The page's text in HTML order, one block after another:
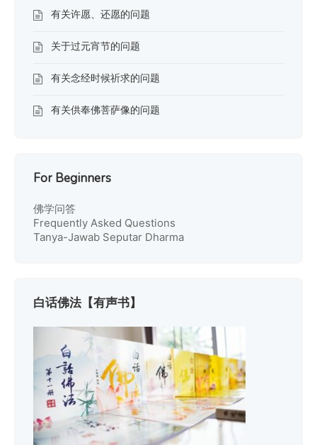
有关许愿、还愿的问题
关于过元宵节的问题
有关念经时候祈求的问题
有关供奉佛菩萨像的问题
For Beginners
佛学问答
Frequently Asked Questions
Tanya-Jawab Seputar Dharma
白话佛法【有声书】